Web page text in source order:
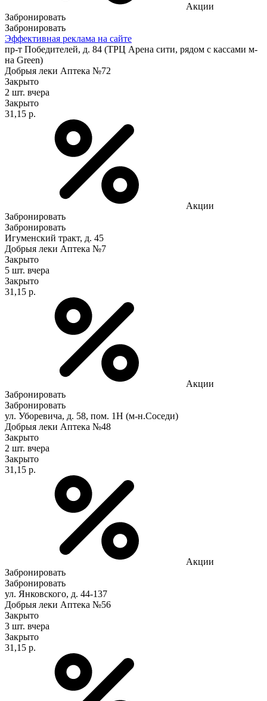
Акции
Забронировать
Забронировать
Эффективная реклама на сайте
пр-т Победителей, д. 84 (ТРЦ Арена сити, рядом с кассами м-
на Green)
Добрыя леки Аптека №72
Закрыто
2 шт. вчера
Закрыто
31,15 р.
Акции
Забронировать
Забронировать
Игуменский тракт, д. 45
Добрыя леки Аптека №7
Закрыто
5 шт. вчера
Закрыто
31,15 р.
Акции
Забронировать
Забронировать
ул. Уборевича, д. 58, пом. 1Н (м-н.Соседи)
Добрыя леки Аптека №48
Закрыто
2 шт. вчера
Закрыто
31,15 р.
Акции
Забронировать
Забронировать
ул. Янковского, д. 44-137
Добрыя леки Аптека №56
Закрыто
3 шт. вчера
Закрыто
31,15 р.